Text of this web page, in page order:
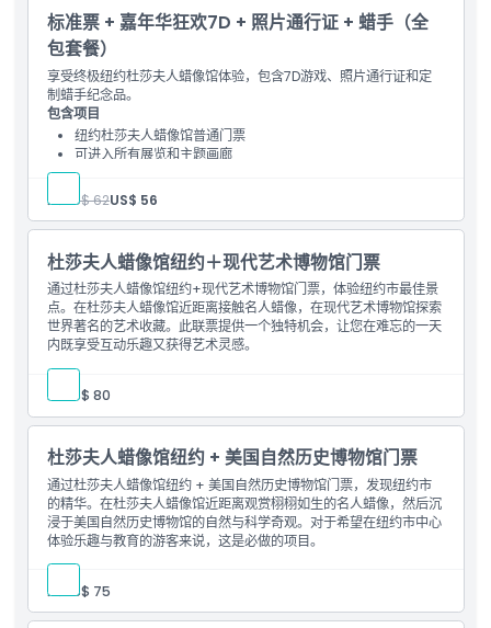
如何兑换
取消政策
标准票 + 嘉年华狂欢7D + 照片通行证 + 蜡手（全
包套餐）
享受终极纽约杜莎夫人蜡像馆体验，包含7D游戏、照片通行证和定
制蜡手纪念品。
包含项目
纽约杜莎夫人蜡像馆普通门票
可进入所有展览和主题画廊
进入狂欢屠杀7D体验
包含数字照片通行证
定制蜡制手部纪念品
包含纪念指南手册
人:US$ 62US$ 56
杜莎夫人蜡像馆纽约＋现代艺术博物馆门票
通过杜莎夫人蜡像馆纽约+现代艺术博物馆门票，体验纽约市最佳景
点。在杜莎夫人蜡像馆近距离接触名人蜡像，在现代艺术博物馆探索
世界著名的艺术收藏。此联票提供一个独特机会，让您在难忘的一天
内既享受互动乐趣又获得艺术灵感。
人: US$ 80
杜莎夫人蜡像馆纽约 + 美国自然历史博物馆门票
通过杜莎夫人蜡像馆纽约 + 美国自然历史博物馆门票，发现纽约市
的精华。在杜莎夫人蜡像馆近距离观赏栩栩如生的名人蜡像，然后沉
浸于美国自然历史博物馆的自然与科学奇观。对于希望在纽约市中心
体验乐趣与教育的游客来说，这是必做的项目。
人:US$ 75